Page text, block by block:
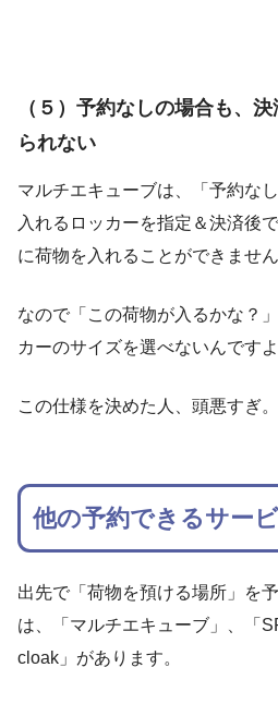
（５）予約なしの場合も、
られない
マルチエキューブは、「予約な
入れるロッカーを指定＆決済後
に荷物を入れることができません
なので「この荷物が入るかな？
カーのサイズを選べないんですよ
この仕様を決めた人、頭悪すぎ。
他の予約できるサー
出先で「荷物を預ける場所」を
は、「マルチエキューブ」、「
cloak」があります。